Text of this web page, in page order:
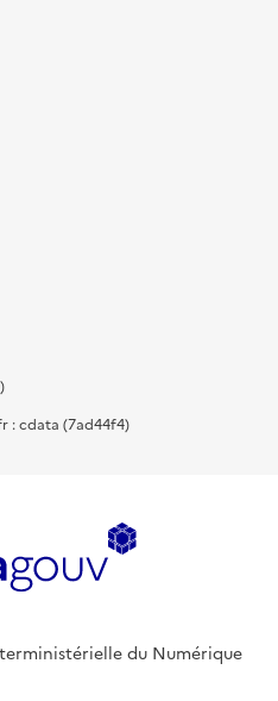
: cdata (7ad44f4)
du Numérique